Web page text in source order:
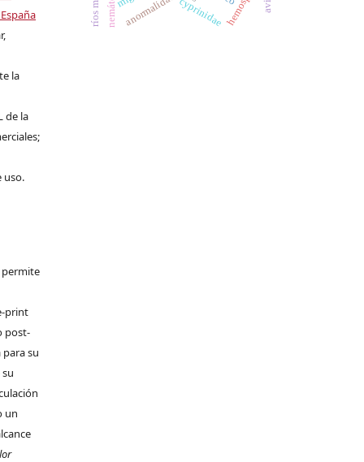
la
de la
uso.
permite
print
post-
su
un
anormalidadcyprinidae